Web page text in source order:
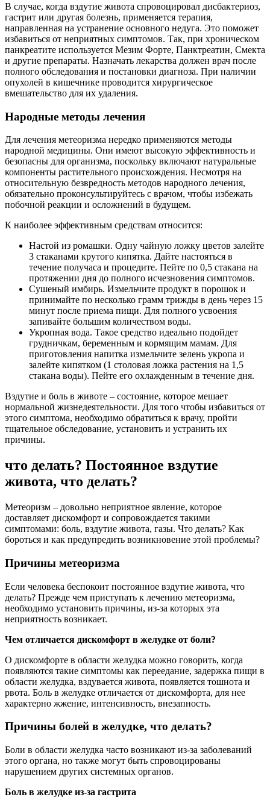
В случае, когда вздутие живота спровоцировал дисбактериоз,
гастрит или другая болезнь, применяется терапия,
направленная на устранение основного недуга. Это поможет
избавиться от неприятных симптомов. Так, при хроническом
панкреатите используется Мезим Форте, Панктреатин, Смекта
и другие препараты. Назначать лекарства должен врач после
полного обследования и постановки диагноза. При наличии
опухолей в кишечнике проводится хирургическое
вмешательство для их удаления.
Народные методы лечения
Для лечения метеоризма нередко применяются методы
народной медицины. Они имеют высокую эффективность и
безопасны для организма, поскольку включают натуральные
компоненты растительного происхождения. Несмотря на
относительную безвредность методов народного лечения,
обязательно проконсультируйтесь с врачом, чтобы избежать
побочной реакции и осложнений в будущем.
К наиболее эффективным средствам относится:
Настой из ромашки. Одну чайную ложку цветов залейте
3 стаканами крутого кипятка. Дайте настояться в
течение получаса и процедите. Пейте по 0,5 стакана на
протяжении дня до полного исчезновения симптомов.
Сушеный имбирь. Измельчите продукт в порошок и
принимайте по несколько грамм трижды в день через 15
минут после приема пищи. Для полного усвоения
запивайте большим количеством воды.
Укропная вода. Такое средство идеально подойдет
грудничкам, беременным и кормящим мамам. Для
приготовления напитка измельчите зелень укропа и
залейте кипятком (1 столовая ложка растения на 1,5
стакана воды). Пейте его охлажденным в течение дня.
Вздутие и боль в животе – состояние, которое мешает
нормальной жизнедеятельности. Для того чтобы избавиться от
этого симптома, необходимо обратиться к врачу, пройти
тщательное обследование, установить и устранить их
причины.
что делать? Постоянное вздутие
живота, что делать?
Метеоризм – довольно неприятное явление, которое
доставляет дискомфорт и сопровождается такими
симптомами: боль, вздутие живота, газы. Что делать? Как
бороться и как предупредить возникновение этой проблемы?
Причины метеоризма
Если человека беспокоит постоянное вздутие живота, что
делать? Прежде чем приступать к лечению метеоризма,
необходимо установить причины, из-за которых эта
неприятность возникает.
Чем отличается дискомфорт в желудке от боли?
О дискомфорте в области желудка можно говорить, когда
появляются такие симптомы как переедание, задержка пищи в
области желудка, вздувается живота, появляется тошнота и
рвота. Боль в желудке отличается от дискомфорта, для нее
характерно жжение, интенсивность, внезапность.
Причины болей в желудке, что делать?
Боли в области желудка часто возникают из-за заболеваний
этого органа, но также могут быть спровоцированы
нарушением других системных органов.
Боль в желудке из-за гастрита